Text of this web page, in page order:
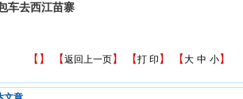
车去西江苗寨
【 】 【返回上一页】 【打 印 】 【大 中 小】